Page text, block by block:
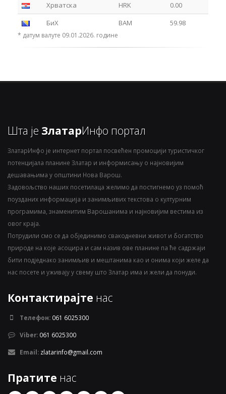
Хрватска
HRK
0.00
БиХ
BAM 59.98
* датум валуте 09.01.2026. године
Шта је ЗлатарИнфо портал
ЗлатарИнфо је интернет портал посвећен промоцији туристичког
потенцијала планине Златар и информисању о најновијим
дешавањима у општини Нова Варош.
Задовољство наших посетилаца желимо да постигнемо уз помоћ
поузданих информација и занимљивих текстова о културним
програмима, знаменитим Варошанима и најновијим вестима из
овог краја.
Потрудили смо се да објединимо свакодневни живот и богатство
природе на које асоцира и сам назив ове планине па ће садржаји
бити подједнако занимљив и мештанима као и онима који желе да
нас посете и уживају у свему што Златар има и жели да понуди.
Контактирајте нас
Телефон: 061 6025300
Viber: 061 6025300
Email: zlatarinfo@gmail.com
Пратите нас